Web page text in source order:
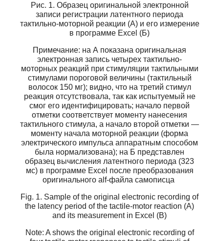
Рис. 1. Образец оригинальной электронной
записи регистрации латентного периода
тактильно-моторной реакции (А) и его измерение
в программе Excel (Б)
Примечание: на А показана оригинальная
электронная запись четырех тактильно-
моторных реакций при стимуляции тактильными
стимулами пороговой величины (тактильный
волосок 150 мг); видно, что на третий стимул
реакция отсутствовала, так как испытуемый не
смог его идентифицировать; начало первой
отметки соответствует моменту нанесения
тактильного стимула, а начало второй отметки —
моменту начала моторной реакции (форма
электрического импульса аппаратным способом
была нормализована); на Б представлен
образец вычисления латентного периода (323
мс) в программе Excel после преобразования
оригинального alf-файла самописца
Fig. 1. Sample of the original electronic recording of
the latency period of the tactile-motor reaction (A)
and its measurement in Excel (B)
Note: A shows the original electronic recording of